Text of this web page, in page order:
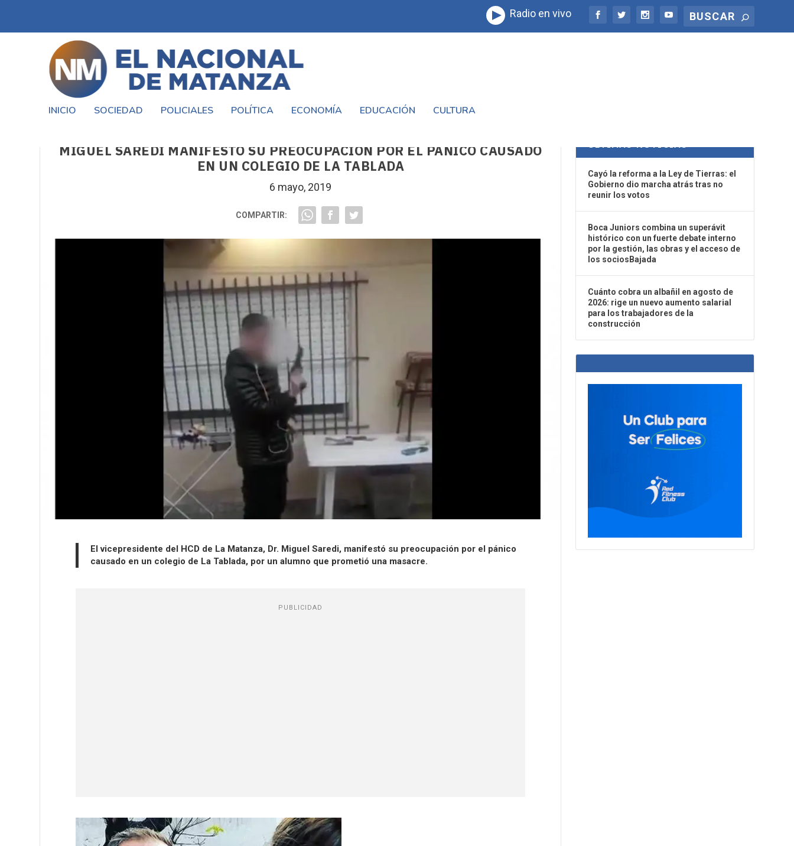
Radio en vivo
INICIO SOCIEDAD POLICIALES POLÍTICA ECONOMÍA EDUCACIÓN CULTURA
MIGUEL SAREDI MANIFESTÓ SU PREOCUPACIÓN POR EL PÁNICO CAUSADO
EN UN COLEGIO DE LA TABLADA
6 mayo, 2019
COMPARTIR:
El vicepresidente del HCD de La Matanza, Dr. Miguel Saredi, manifestó su preocupación por el pánico
causado en un colegio de La Tablada, por un alumno que prometió una masacre.
PUBLICIDAD
Cayó la reforma a la Ley de Tierras: el
Gobierno dio marcha atrás tras no
reunir los votos
Boca Juniors combina un superávit
histórico con un fuerte debate interno
por la gestión, las obras y el acceso de
los sociosBajada
Cuánto cobra un albañil en agosto de
2026: rige un nuevo aumento salarial
para los trabajadores de la
construcción